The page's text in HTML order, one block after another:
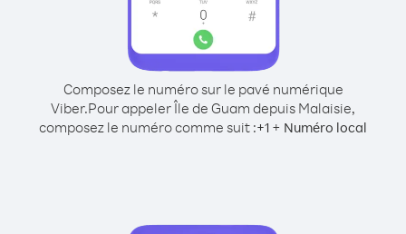
Composez le numéro sur le pavé numérique
Viber.Pour appeler Île de Guam depuis Malaisie,
composez le numéro comme suit :+1 + Numéro local